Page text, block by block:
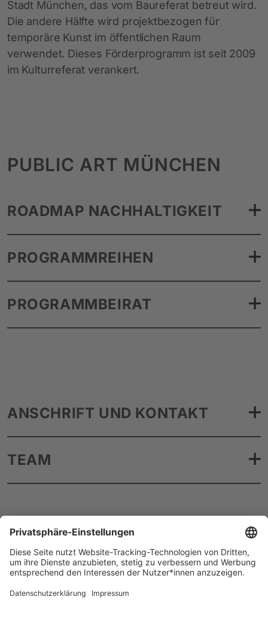
Stadt München, das vom Baureferat betreut wird.
Die andere Hälfte wird projektbezogen für
temporäre Kunst im öffentlichen Raum
verwendet. Dieses Förderprogramm ist seit 2009
im Kulturreferat verankert.
PUBLIC ART MÜNCHEN
ROADMAP NACHHALTIGKEIT
PROGRAMMREIHEN
PROGRAMMBEIRAT
ANSCHRIFT UND KONTAKT
TEAM
Künstler*innen A–Z
Instagram
Barrierefreiheit